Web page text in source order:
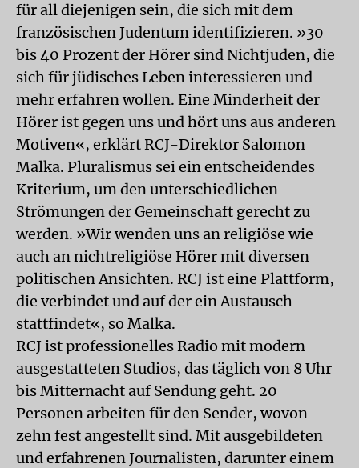
für all diejenigen sein, die sich mit dem
französischen Judentum identifizieren. »30
bis 40 Prozent der Hörer sind Nichtjuden, die
sich für jüdisches Leben interessieren und
mehr erfahren wollen. Eine Minderheit der
Hörer ist gegen uns und hört uns aus anderen
Motiven«, erklärt RCJ-Direktor Salomon
Malka. Pluralismus sei ein entscheidendes
Kriterium, um den unterschiedlichen
Strömungen der Gemeinschaft gerecht zu
werden. »Wir wenden uns an religiöse wie
auch an nichtreligiöse Hörer mit diversen
politischen Ansichten. RCJ ist eine Plattform,
die verbindet und auf der ein Austausch
stattfindet«, so Malka.
RCJ ist professionelles Radio mit modern
ausgestatteten Studios, das täglich von 8 Uhr
bis Mitternacht auf Sendung geht. 20
Personen arbeiten für den Sender, wovon
zehn fest angestellt sind. Mit ausgebildeten
und erfahrenen Journalisten, darunter einem